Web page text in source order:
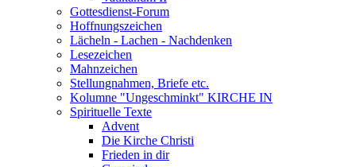
Gottesdienst-Forum
Hoffnungszeichen
Lächeln - Lachen - Nachdenken
Lesezeichen
Mahnzeichen
Stellungnahmen, Briefe etc.
Kolumne "Ungeschminkt" KIRCHE IN
Spirituelle Texte
Advent
Die Kirche Christi
Frieden in dir